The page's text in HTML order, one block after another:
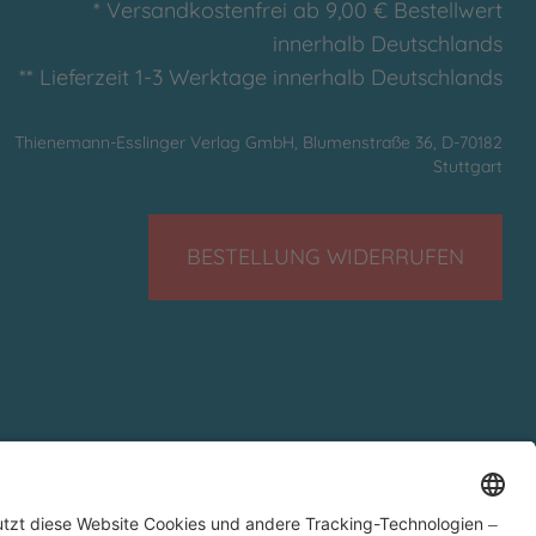
* Versandkostenfrei ab 9,00 € Bestellwert
innerhalb Deutschlands
** Lieferzeit 1-3 Werktage innerhalb Deutschlands
Thienemann-Esslinger Verlag GmbH, Blumenstraße 36, D-70182
Stuttgart
BESTELLUNG WIDERRUFEN